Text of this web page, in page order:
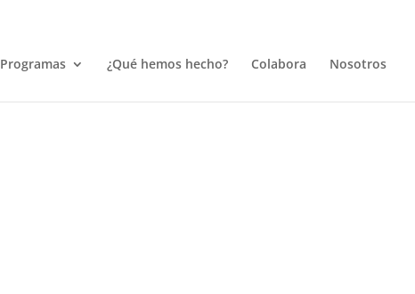
Programas ¿Qué hemos hecho? Colabora Nosotros